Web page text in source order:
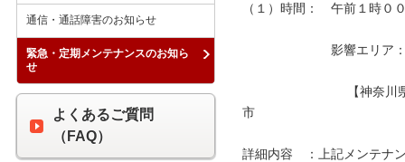
（１）時間：　午前１時０
影響エリア：　下記
【神奈川県】
詳細内容　：上記メンテナ
通信・通話障害のお知らせ
緊急・定期メンテナンスのお知ら
せ
よくあるご質問
（FAQ）